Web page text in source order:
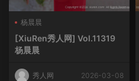
杨晨晨
[XiuRen秀人网] Vol.11319
杨晨晨
秀人网 2026-03-08